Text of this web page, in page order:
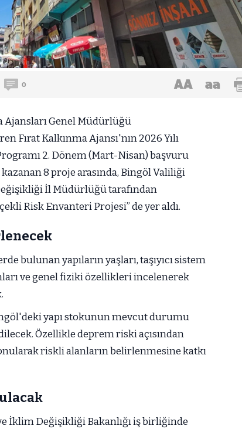
0 AA aa
Ajansları Genel Müdürlüğü
Kalkınma Ajansı'nın 2026 Yılı
2. Dönem (Mart-Nisan) başvuru
8 proje arasında, Bingöl Valiliği
İl Müdürlüğü tarafından
Risk Envanteri Projesi” de yer aldı.
bulunan yapıların yaşları, taşıyıcı sistem
ve genel fiziki özellikleri incelenerek
yapı stokunun mevcut durumu
Özellikle deprem riski açısından
riskli alanların belirlenmesine katkı
İklim Değişikliği Bakanlığı iş birliğinde